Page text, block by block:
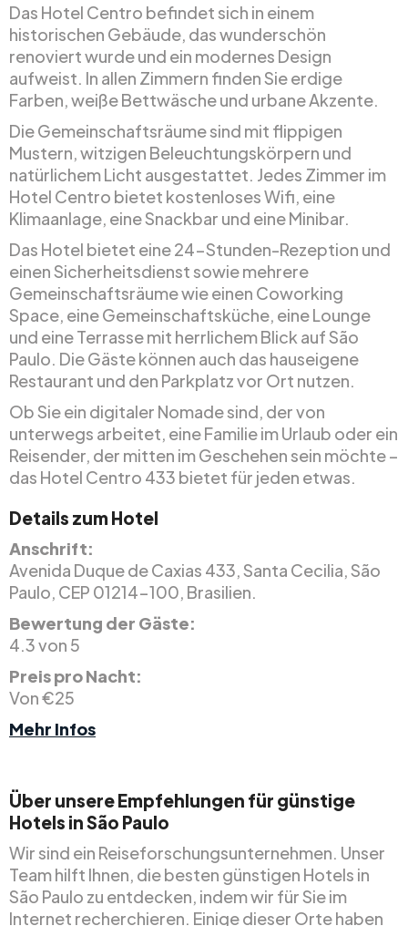
Das Hotel Centro befindet sich in einem
historischen Gebäude, das wunderschön
renoviert wurde und ein modernes Design
aufweist. In allen Zimmern finden Sie erdige
Farben, weiße Bettwäsche und urbane Akzente.
Die Gemeinschaftsräume sind mit flippigen
Mustern, witzigen Beleuchtungskörpern und
natürlichem Licht ausgestattet. Jedes Zimmer im
Hotel Centro bietet kostenloses Wifi, eine
Klimaanlage, eine Snackbar und eine Minibar.
Das Hotel bietet eine 24-Stunden-Rezeption und
einen Sicherheitsdienst sowie mehrere
Gemeinschaftsräume wie einen Coworking
Space, eine Gemeinschaftsküche, eine Lounge
und eine Terrasse mit herrlichem Blick auf São
Paulo. Die Gäste können auch das hauseigene
Restaurant und den Parkplatz vor Ort nutzen.
Ob Sie ein digitaler Nomade sind, der von
unterwegs arbeitet, eine Familie im Urlaub oder ein
Reisender, der mitten im Geschehen sein möchte –
das Hotel Centro 433 bietet für jeden etwas.
Details zum Hotel
Anschrift:
Avenida Duque de Caxias 433, Santa Cecilia, São
Paulo, CEP 01214-100, Brasilien.
Bewertung der Gäste:
4.3 von 5
Preis pro Nacht:
Von €25
Mehr Infos
Über unsere Empfehlungen für günstige
Hotels in São Paulo
Wir sind ein Reiseforschungsunternehmen. Unser
Team hilft Ihnen, die besten günstigen Hotels in
São Paulo zu entdecken, indem wir für Sie im
Internet recherchieren. Einige dieser Orte haben